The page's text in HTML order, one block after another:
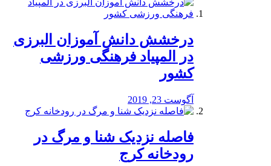
درخشش دانش آموزان البرزی
در المپیاد فرهنگی ورزشی
کشور
آگوست 23, 2019
️فاصله نزدیک شنا و مرگ در
رودخانه کرج